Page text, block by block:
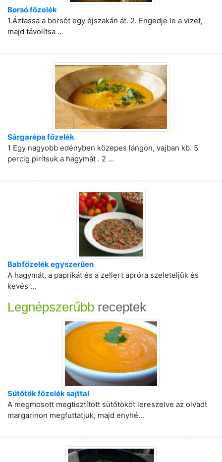
Borsó főzelék
1.Áztassa a borsót egy éjszakán át. 2. Engedje le a vizet,
majd távolítsa ...
Sárgarépa főzelék
1 Egy nagyobb edényben közepes lángon, vajban kb. 5
percig pirítsuk a hagymát . 2 ...
Babfőzelék egyszerűen
A hagymát, a paprikát és a zellert apróra szeleteljük és
kevés ...
Legnépszerűbb receptek
Sütőtök főzelék sajttal
A megmosott megtisztított sütőtököt lereszelve az olvadt
margarinon megfuttatjuk, majd enyhé...